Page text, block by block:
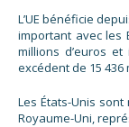
L’UE bénéficie
important avec les
millions d’euros
excédent de 15 436
Les États-Unis
Royaume-Uni,